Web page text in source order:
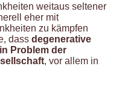
weitaus seltener
eher mit
zu kämpfen
dass degenerative
Problem der
, vor allem in